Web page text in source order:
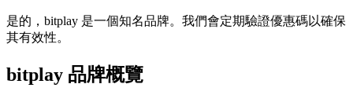
是的，bitplay 是一個知名品牌。我們會定期驗證優惠碼以確保
其有效性。
bitplay 品牌概覽